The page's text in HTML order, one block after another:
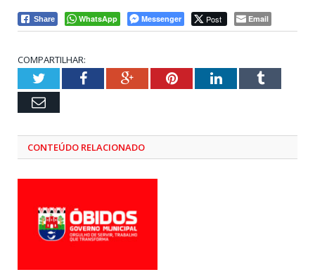
Share WhatsApp Messenger Post Email
COMPARTILHAR:
TwitterFacebookGoogle+PinterestLinkedInTumblr
Email
CONTEÚDO RELACIONADO